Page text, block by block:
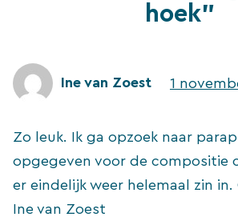
hoek”
Ine van Zoest 1
Zo leuk. Ik ga opzoek naar
opgegeven voor de compositie
er eindelijk weer helemaal zin in.
Ine van Zoest